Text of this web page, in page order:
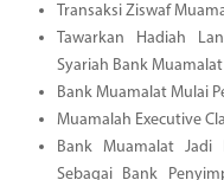
Transaksi Ziswaf
Tawarkan Hadiah
Syariah Bank
Bank Muamalat Mulai
Muamalah Executive
Bank Muamalat Jadi
Sebagai Bank